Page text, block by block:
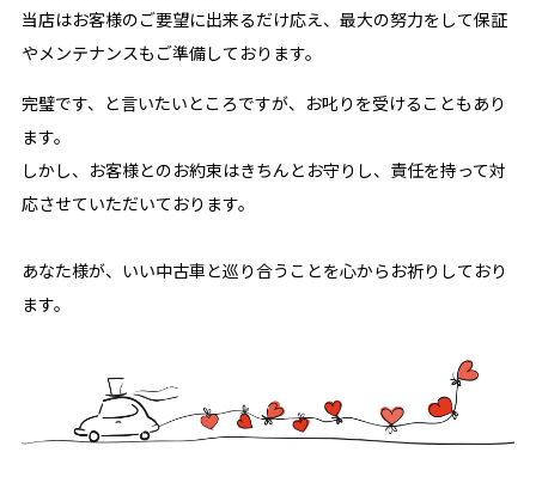
当店はお客様のご要望に出来るだけ応え、最大の努力をして保証
やメンテナンスもご準備しております。
完璧です、と言いたいところですが、お叱りを受けることもあり
ます。
しかし、お客様とのお約束はきちんとお守りし、責任を持って対
応させていただいております。
あなた様が、いい中古車と巡り合うことを心からお祈りしており
ます。